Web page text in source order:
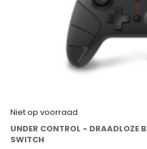
Niet op voorraad
UNDER CONTROL - DRAADLOZE
SWITCH